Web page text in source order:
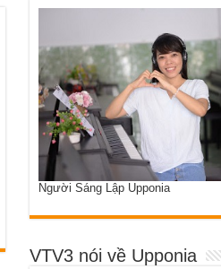
Người Sáng Lập Upponia
VTV3 nói về Upponia